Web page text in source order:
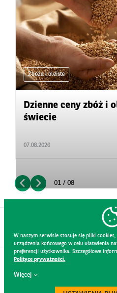
Zboża i oleiste
Dzienne ceny zbóż i
świecie
07.08.2026
01 / 08
W naszym serwisie stosuje się pliki
urządzenia końcowego w celu ułatwienia
preferencji użytkownika. Szczegółowe
Polityce prywatności.
Więcej
KONTAKT
REGULAMIN STRONY
POLITYKA PRYWATNOŚCI